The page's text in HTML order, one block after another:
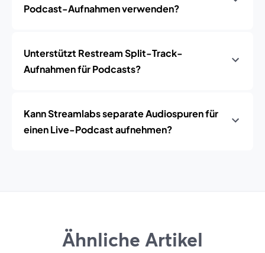
Podcast-Aufnahmen verwenden?
Unterstützt Restream Split-Track-
Aufnahmen für Podcasts?
Kann Streamlabs separate Audiospuren für
einen Live-Podcast aufnehmen?
Ähnliche Artikel